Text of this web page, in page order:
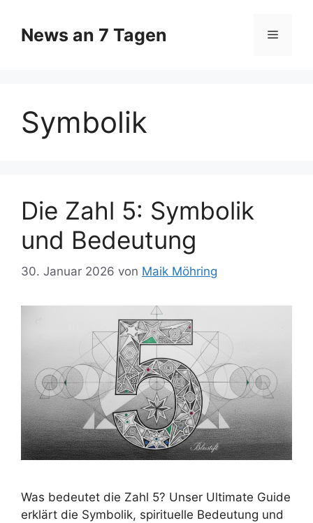
Inhalt
springen
News an 7 Tagen Menü
Symbolik
Die Zahl 5: Symbolik
und Bedeutung
30. Januar 2026 von Maik Möhring
Was bedeutet die Zahl 5? Unser Ultimate Guide
erklärt die Symbolik, spirituelle Bedeutung und